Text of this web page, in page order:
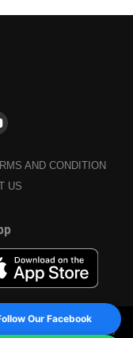
AND CONDITION
US
powered by
Our Facebook